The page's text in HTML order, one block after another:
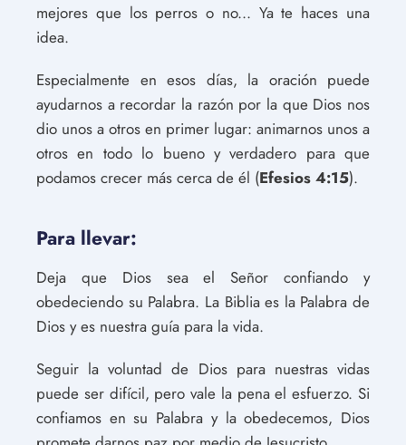
mejores que los perros o no... Ya te haces una
idea.
Especialmente en esos días, la oración puede
ayudarnos a recordar la razón por la que Dios nos
dio unos a otros en primer lugar: animarnos unos a
otros en todo lo bueno y verdadero para que
podamos crecer más cerca de él (Efesios 4:15).
Para llevar:
Deja que Dios sea el Señor confiando y
obedeciendo su Palabra. La Biblia es la Palabra de
Dios y es nuestra guía para la vida.
Seguir la voluntad de Dios para nuestras vidas
puede ser difícil, pero vale la pena el esfuerzo. Si
confiamos en su Palabra y la obedecemos, Dios